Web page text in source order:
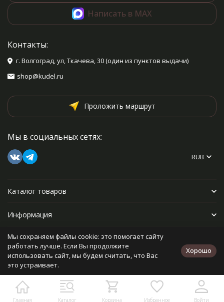
Главная Каталог Корзина Избранное Войти
Написать в MAX
Контакты:
г. Волгоград, ул, Ткачева, 30 (один из пунктов выдачи)
shop@kudel.ru
Проложить маршрут
Мы в социальных сетях:
RUB
Каталог товаров
Информация
Прочее
Политика персональных данных
Разработано в
bodysite.ru
Мы сохраняем файлы cookie: это помогает сайту
работать лучше. Если Вы продолжите
использовать сайт, мы будем считать, что Вас
это устраивает.
Хорошо